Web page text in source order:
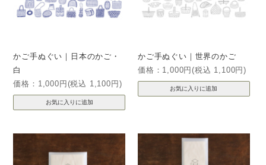
かご手ぬぐい｜日本のかご・
白
価格：1,000円(税込 1,100円)
かご手ぬぐい｜世界のかご
価格：1,000円(税込 1,100円)